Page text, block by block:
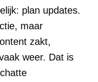
plan updates.
maar
zakt,
weer. Dat is